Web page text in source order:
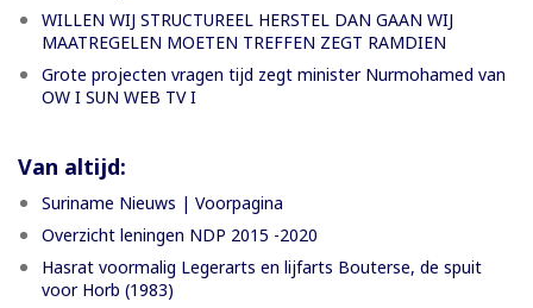
WILLEN WIJ STRUCTUREEL HERSTEL DAN GAAN WIJ
MAATREGELEN MOETEN TREFFEN ZEGT RAMDIEN
Grote projecten vragen tijd zegt minister Nurmohamed van
OW I SUN WEB TV I
Van altijd:
Suriname Nieuws | Voorpagina
Overzicht leningen NDP 2015 -2020
Hasrat voormalig Legerarts en lijfarts Bouterse, de spuit
voor Horb (1983)